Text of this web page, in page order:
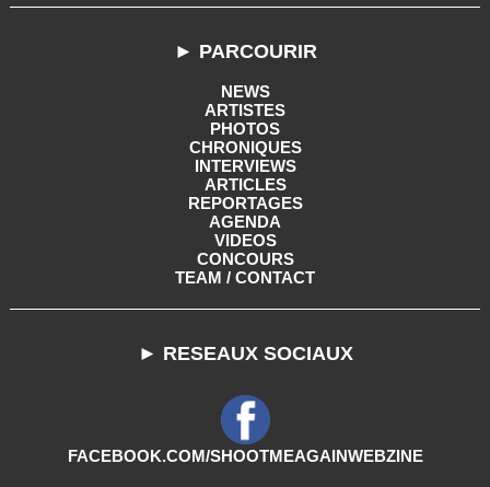
► PARCOURIR
NEWS
ARTISTES
PHOTOS
CHRONIQUES
INTERVIEWS
ARTICLES
REPORTAGES
AGENDA
VIDEOS
CONCOURS
TEAM / CONTACT
► RESEAUX SOCIAUX
FACEBOOK.COM/SHOOTMEAGAINWEBZINE